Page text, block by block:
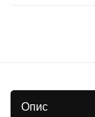
Опис